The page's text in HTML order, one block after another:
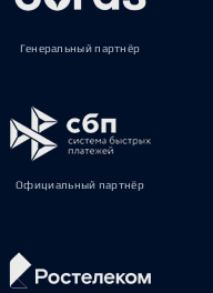
Генеральный партнёр
Официальный партнёр